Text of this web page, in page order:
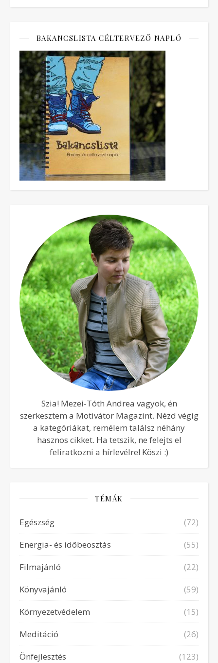
BAKANCSLISTA CÉLTERVEZŐ NAPLÓ
Szia! Mezei-Tóth Andrea vagyok, én
szerkesztem a Motivátor Magazint. Nézd végig
a kategóriákat, remélem találsz néhány
hasznos cikket. Ha tetszik, ne felejts el
feliratkozni a hírlevélre! Köszi :)
TÉMÁK
Egészség
(72)
Energia- és időbeosztás
(55)
Filmajánló
(22)
Könyvajánló
(59)
Környezetvédelem
(15)
Meditáció
(26)
Önfejlesztés
(123)